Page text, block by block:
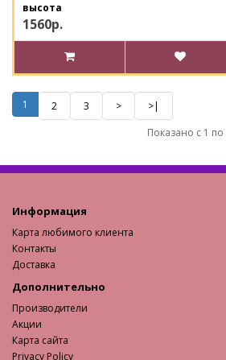
высота
1560р.
1 2 3 >
>|
Показано с 1 по
Информация
Карта любимого клиента
Контакты
Доставка
Дополнительно
Производители
Акции
Карта сайта
Privacy Policy